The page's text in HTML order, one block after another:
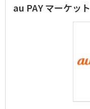
au PAY マーケット